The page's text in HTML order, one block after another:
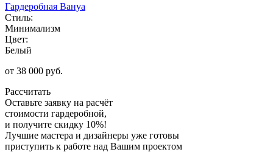
Гардеробная Вануа
Стиль:
Минимализм
Цвет:
Белый
от 38 000 руб.
Рассчитать
Оставьте заявку на расчёт
стоимости гардеробной,
и получите скидку 10%!
Лучшие мастера и дизайнеры уже готовы
приступить к работе над Вашим проектом